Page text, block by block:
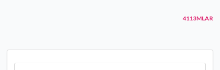
4113MLAR